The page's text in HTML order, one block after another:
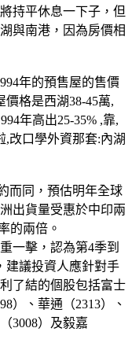
持平休息一下子，但
與南港，因為房價相
年的預售屋的售價
價格是西湖38-45萬,
年高出25-35% ,靠,
,改口學外資那套:內湖
同，預估明年全球
出貨量受惠於中印兩
的兩倍。
擊，認為第4季到
建議投資人應針對手
了結的個股包括富士
）、華通（2313）、
3008）及毅嘉